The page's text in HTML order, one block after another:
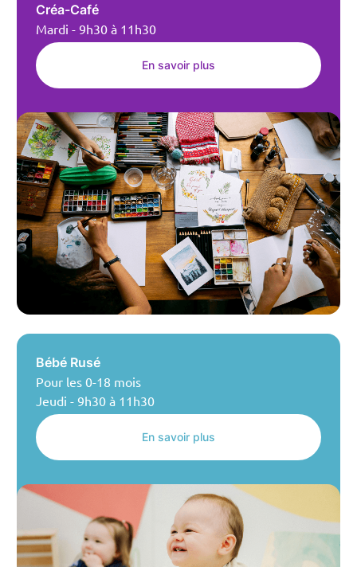
Créa-Café
Mardi - 9h30 à 11h30
En savoir plus
Bébé Rusé
Pour les 0-18 mois
Jeudi - 9h30 à 11h30
En savoir plus